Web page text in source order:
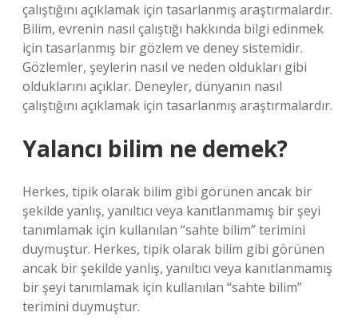
çalıştığını açıklamak için tasarlanmış araştırmalardır.
Bilim, evrenin nasıl çalıştığı hakkında bilgi edinmek
için tasarlanmış bir gözlem ve deney sistemidir.
Gözlemler, şeylerin nasıl ve neden oldukları gibi
olduklarını açıklar. Deneyler, dünyanın nasıl
çalıştığını açıklamak için tasarlanmış araştırmalardır.
Yalancı bilim ne demek?
Herkes, tipik olarak bilim gibi görünen ancak bir
şekilde yanlış, yanıltıcı veya kanıtlanmamış bir şeyi
tanımlamak için kullanılan “sahte bilim” terimini
duymuştur. Herkes, tipik olarak bilim gibi görünen
ancak bir şekilde yanlış, yanıltıcı veya kanıtlanmamış
bir şeyi tanımlamak için kullanılan “sahte bilim”
terimini duymuştur.